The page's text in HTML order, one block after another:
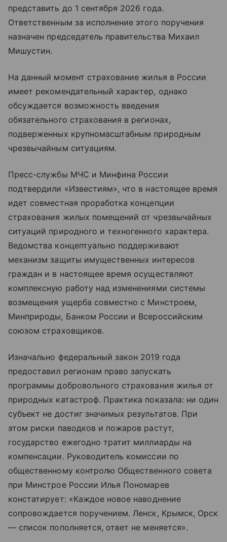
представить до 1 сентября 2026 года.
Ответственным за исполнение этого поручения
назначен председатель правительства Михаил
Мишустин.
На данный момент страхование жилья в России
имеет рекомендательный характер, однако
обсуждается возможность введения
обязательного страхования в регионах,
подверженных крупномасштабным природным
чрезвычайным ситуациям.
Пресс-службы МЧС и Минфина России
подтвердили «Известиям», что в настоящее время
идет совместная проработка концепции
страхования жилых помещений от чрезвычайных
ситуаций природного и техногенного характера.
Ведомства концептуально поддерживают
механизм защиты имущественных интересов
граждан и в настоящее время осуществляют
комплексную работу над изменениями системы
возмещения ущерба совместно с Минстроем,
Минприроды, Банком России и Всероссийским
союзом страховщиков.
Изначально федеральный закон 2019 года
предоставил регионам право запускать
программы добровольного страхования жилья от
природных катастроф. Практика показала: ни один
субъект не достиг значимых результатов. При
этом риски паводков и пожаров растут,
государство ежегодно тратит миллиарды на
компенсации. Руководитель комиссии по
общественному контролю Общественного совета
при Минстрое России Илья Пономарев
констатирует: «Каждое новое наводнение
сопровождается поручением. Ленск, Крымск, Орск
— список пополняется, ответ не меняется».